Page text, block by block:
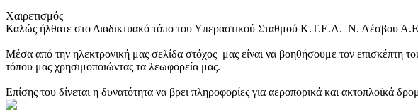
Χαιρετισμός
Καλώς ήλθατε στο Διαδικτυακό τόπο του Υπεραστικού Σταθμού Κ.Τ.Ε.Λ. Ν. Λέσβου
Μέσα από την ηλεκτρονική μας σελίδα στόχος μας είναι να βοηθήσουμε τον επισκέπτη
τόπου μας χρησιμοποιώντας τα λεωφορεία μας.
Επίσης του δίνεται η δυνατότητα να βρει πληροφορίες για αεροπορικά και ακτοπλοϊκά